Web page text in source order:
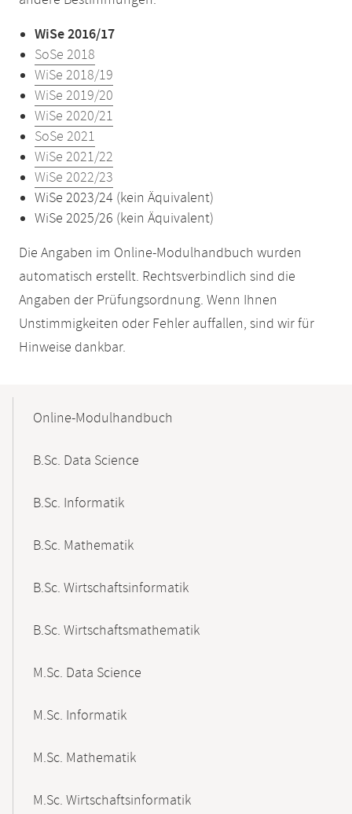
WiSe 2016/17
SoSe 2018
WiSe 2018/19
WiSe 2019/20
WiSe 2020/21
SoSe 2021
WiSe 2021/22
WiSe 2022/23
WiSe 2023/24 (kein Äquivalent)
WiSe 2025/26 (kein Äquivalent)
Die Angaben im Online-Modulhandbuch wurden
automatisch erstellt. Rechtsverbindlich sind die
Angaben der Prüfungsordnung. Wenn Ihnen
Unstimmigkeiten oder Fehler auffallen, sind wir für
Hinweise dankbar.
NavigationOnline-Modulhandbuch
B.Sc. Data Science
B.Sc. Informatik
B.Sc. Mathematik
B.Sc. Wirtschaftsinformatik
B.Sc. Wirtschaftsmathematik
M.Sc. Data Science
M.Sc. Informatik
M.Sc. Mathematik
M.Sc. Wirtschaftsinformatik